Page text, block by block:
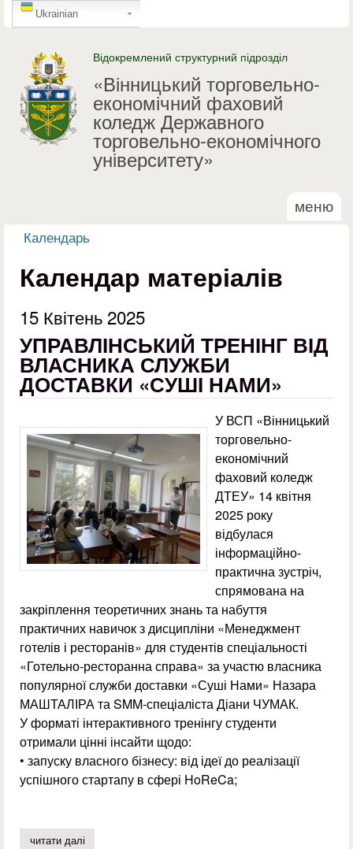
Перейти до основного
GTranslate
Ukrainian
Відокремлений структурний підрозділ
«Вінницький торговельно-
економічний фаховий
коледж Державного
торговельно-економічного
університету»
меню
Ви є тут
Календарь
Календар матеріалів
15 Квітень 2025
УПРАВЛІНСЬКИЙ ТРЕНІНГ ВІД
ВЛАСНИКА СЛУЖБИ
ДОСТАВКИ «СУШІ НАМИ»
У ВСП «Вінницький
торговельно-
економічний
фаховий коледж
ДТЕУ» 14 квітня
2025 року
відбулася
інформаційно-
практична зустріч,
спрямована на
закріплення теоретичних знань та набуття
практичних навичок з дисципліни «Менеджмент
готелів і ресторанів» для студентів спеціальності
«Готельно-ресторанна справа» за участю власника
популярної служби доставки «Суші Нами» Назара
МАШТАЛІРА та SMM-спеціаліста Діани ЧУМАК.
У форматі інтерактивного тренінгу студенти
отримали цінні інсайти щодо:
• запуску власного бізнесу: від ідеї до реалізації
успішного стартапу в сфері HoReCa;
читати далі